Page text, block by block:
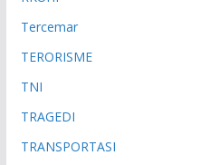
Tercemar
TERORISME
TNI
TRAGEDI
TRANSPORTASI